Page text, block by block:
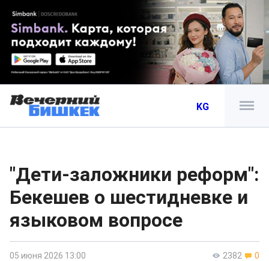
KG
"Дети-заложники реформ":
Бекешев о шестидневке и
языковом вопросе
2382 0
05 июня 2026 13:00